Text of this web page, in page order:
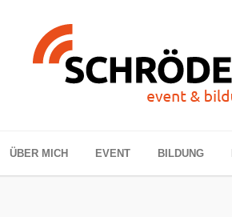
ÜBER MICH EVENT BILDUNG